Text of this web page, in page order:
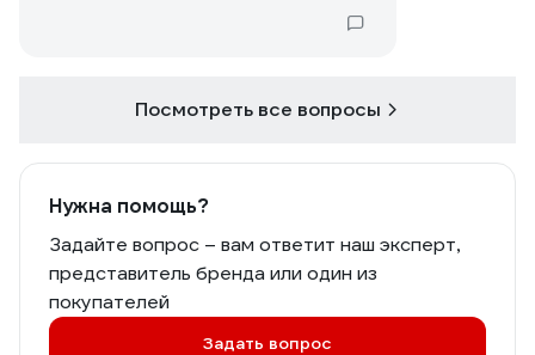
Посмотреть все вопросы
Нужна помощь?
Задайте вопрос – вам ответит наш эксперт,
представитель бренда или один из
покупателей
Задать вопрос